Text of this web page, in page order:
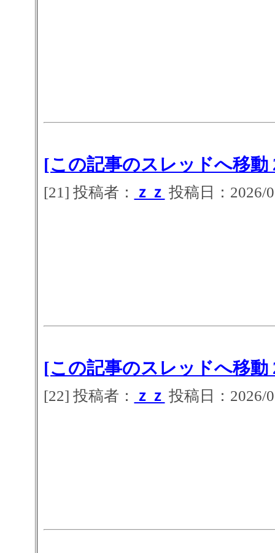
[この記事のスレッドへ移動
[21] 投稿者： ｚｚ 投稿日：2026/
[この記事のスレッドへ移動
[22] 投稿者： ｚｚ 投稿日：2026/